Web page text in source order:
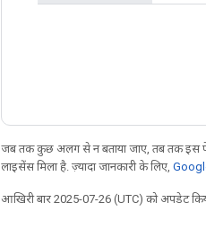
जब तक कुछ अलग से न बताया जाए, तब तक इस
लाइसेंस मिला है. ज़्यादा जानकारी के लिए,
आखिरी बार 2025-07-26 (UTC) को अपडेट